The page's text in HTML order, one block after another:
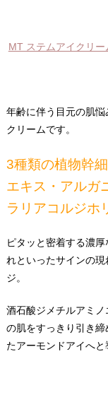
MT ステムアイクリー
年齢に伴う目元の肌
クリームです。
3種類の植物幹
エキス・アルガ
ラリアコルジホ
ピタッと密着する濃
れといったサインの
ジ。
酒石酸ジメチルアミ
の肌をすっきり引き
たアーモンドアイへと